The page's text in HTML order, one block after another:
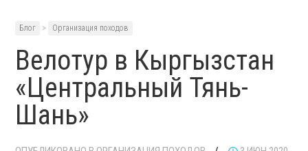
Блог > Организация походов
Велотур в Кыргызстан
«Центральный Тянь-
Шань»